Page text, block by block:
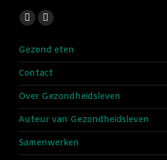
Vind ons op:
Facebook
opens
in
new
Instagram
opens
in
new
Gezond eten
Contact
Over Gezondheidsleven
Auteur van Gezondheidsleven
Samenwerken